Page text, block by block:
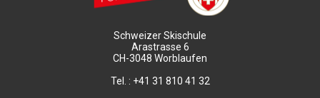
Schweizer Skischule
Arastrasse 6
CH-3048 Worblaufen
Tel. : +41 31 810 41 32